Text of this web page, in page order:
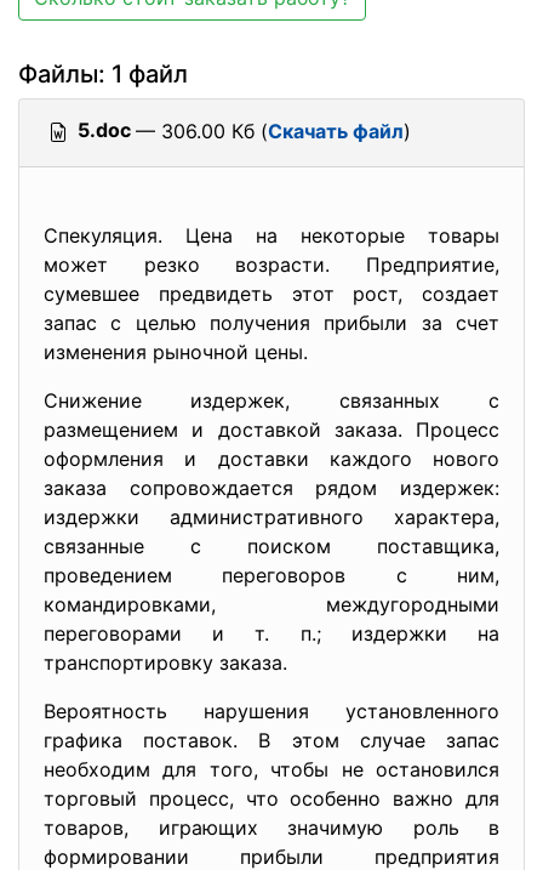
Файлы: 1 файл
5.doc — 306.00 Кб (Скачать файл)
Спекуляция. Цена на некоторые товары
может резко возрасти. Предприятие,
сумевшее предвидеть этот рост, создает
запас с целью получения прибыли за счет
изменения рыночной цены.
Снижение издержек, связанных с
размещением и доставкой заказа. Процесс
оформления и доставки каждого нового
заказа сопровождается рядом издержек:
издержки административного характера,
связанные с поиском поставщика,
проведением переговоров с ним,
командировками, междугородными
переговорами и т. п.; издержки на
транспортировку заказа.
Вероятность нарушения установленного
графика поставок. В этом случае запас
необходим для того, чтобы не остановился
торговый процесс, что особенно важно для
товаров, играющих значимую роль в
формировании прибыли предприятия